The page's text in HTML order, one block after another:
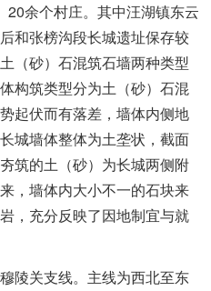
20余个村庄。其中汪湖镇东云
和张榜沟段长城遗址保存较
（砂）石混筑石墙两种类型
构筑类型分为土（砂）石混
起伏而有落差，墙体内侧地
城墙体整体为土垄状，截面
筑的土（砂）为长城两侧附
，墙体内大小不一的石块来
，充分反映了因地制宜与就
陵关支线。主线为西北至东